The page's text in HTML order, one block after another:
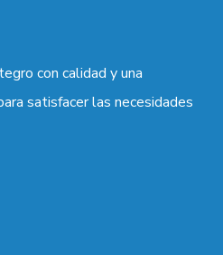
con calidad y una
satisfacer las necesidades